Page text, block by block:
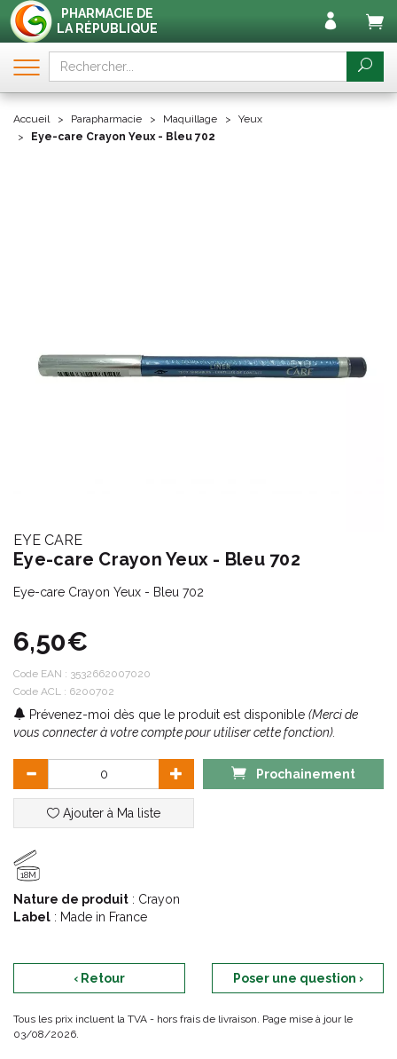
PHARMACIE DE
LA RÉPUBLIQUE
Accueil Parapharmacie Maquillage
Yeux
Eye-care Crayon Yeux - Bleu 702
EYE CARE
Eye-care Crayon Yeux - Bleu 702
Eye-care Crayon Yeux - Bleu 702
6,50€
Code EAN : 3532662007020
Code ACL : 6200702
Prévenez-moi dès que le produit est disponible (Merci de
vous connecter à votre compte pour utiliser cette fonction).
Prochainement
Ajouter à Ma liste
18M
Nature de produit : Crayon
Label : Made in France
‹ Retour Poser une question ›
Tous les prix incluent la TVA - hors frais de livraison. Page mise à jour le
03/08/2026.